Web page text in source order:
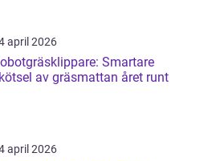
april 2026
Smartare
av gräsmattan året runt
april 2026